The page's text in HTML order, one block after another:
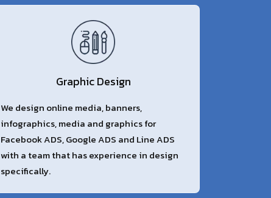
Graphic Design
We design online media, banners,
infographics, media and graphics for
Facebook ADS, Google ADS and Line ADS
with a team that has experience in design
specifically.